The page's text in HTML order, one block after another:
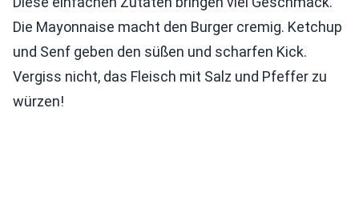
Die Mayonnaise macht den Burger cremig. Ketchup
und Senf geben den süßen und scharfen Kick.
Vergiss nicht, das Fleisch mit Salz und Pfeffer zu
würzen!